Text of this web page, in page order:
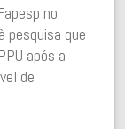
no
pesquisa que
após a
de